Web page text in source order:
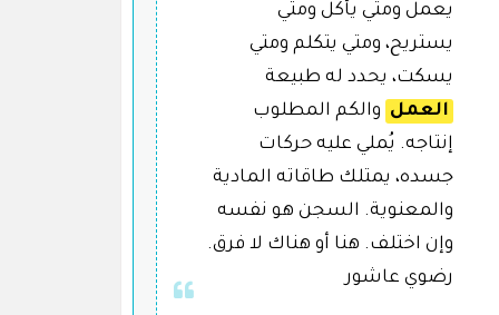
يعمل ومتي يأكل ومتي
يستريح، ومتي يتكلم ومتي
يسكت، يحدد له طبيعة
العمل والكم المطلوب
إنتاجه. يُملي عليه حركات
جسده، يمتلك طاقاته المادية
والمعنوية. السجن هو نفسه
وإن اختلف. هنا أو هناك لا فرق.
رضوي عاشور